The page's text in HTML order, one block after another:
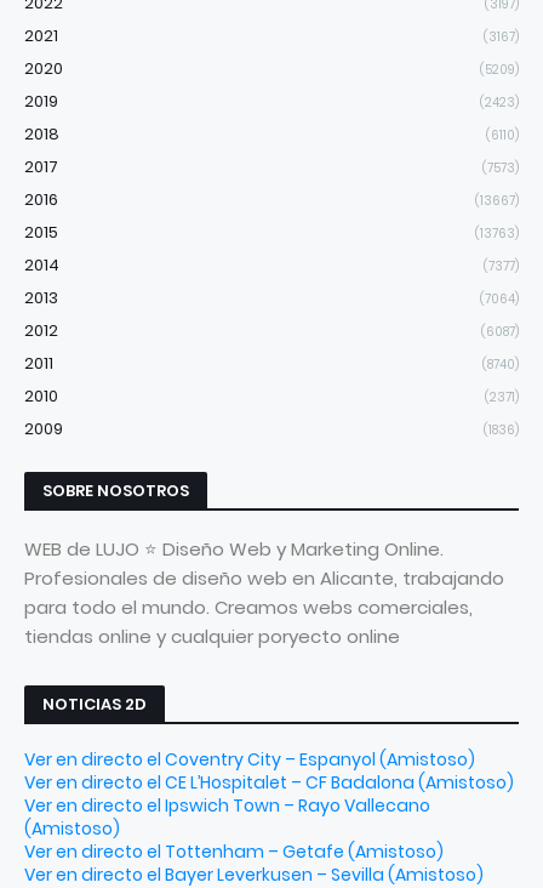
(3197)
2021 (3167)
2020 (5209)
2019 (2423)
2018 (6110)
2017 (7573)
2016 (13667)
2015 (13763)
2014 (7377)
2013 (7064)
2012 (6087)
2011 (8740)
2010 (2371)
2009 (1836)
SOBRE NOSOTROS
WEB de LUJO ⭐ Diseño Web y Marketing Online.
Profesionales de diseño web en Alicante, trabajando
para todo el mundo. Creamos webs comerciales,
tiendas online y cualquier poryecto online
NOTICIAS 2D
Ver en directo el Coventry City – Espanyol (Amistoso)
Ver en directo el CE L’Hospitalet – CF Badalona (Amistoso)
Ver en directo el Ipswich Town – Rayo Vallecano
(Amistoso)
Ver en directo el Tottenham – Getafe (Amistoso)
Ver en directo el Bayer Leverkusen – Sevilla (Amistoso)